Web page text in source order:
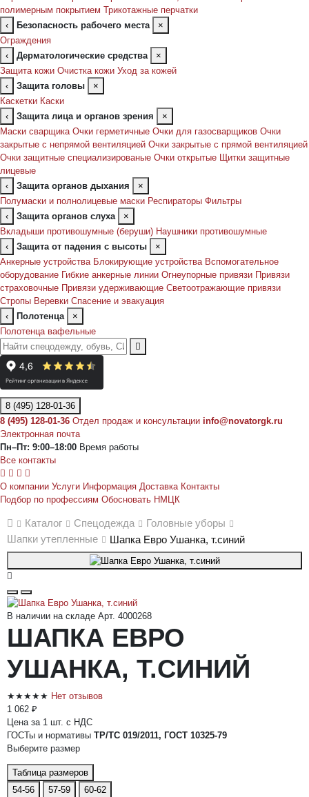
полимерным покрытием Трикотажные перчатки
‹
Безопасность рабочего места
×
Ограждения
‹
Дерматологические средства
×
Защита кожи Очистка кожи Уход за кожей
‹
Защита головы
×
Каскетки Каски
‹
Защита лица и органов зрения
×
Маски сварщика Очки герметичные Очки для газосварщиков Очки
закрытые с непрямой вентиляцией Очки закрытые с прямой вентиляцией
Очки защитные специализированые Очки открытые Щитки защитные
лицевые
‹
Защита органов дыхания
×
Полумаски и полнолицевые маски Респираторы Фильтры
‹
Защита органов слуха
×
Вкладыши противошумные (беруши) Наушники противошумные
‹
Защита от падения с высоты
×
Анкерные устройства Блокирующие устройства Вспомогательное
оборудование Гибкие анкерные линии Огнеупорные привязи Привязи
страховочные Привязи удерживающие Светоотражающие привязи
Стропы Веревки Спасение и эвакуация
‹
Полотенца
×
Полотенца вафельные
8 (495) 128-01-36
8 (495) 128-01-36 Отдел продаж и консультации info@novatorgk.ru
Электронная почта
Пн–Пт: 9:00–18:00 Время работы
Все контакты
О компании Услуги Информация Доставка Контакты
Подбор по профессиям Обосновать НМЦК
Каталог Спецодежда
Головные уборы
Шапки утепленные
Шапка Евро Ушанка, т.синий
В наличии на складе Арт. 4000268
ШАПКА ЕВРО
УШАНКА, Т.СИНИЙ
★★★★★ Нет отзывов
1 062 ₽
Цена за 1 шт. с НДС
ГОСТы и нормативы ТР/ТС 019/2011, ГОСТ 10325-79
Выберите размер
Таблица размеров
54-56
57-59 60-62